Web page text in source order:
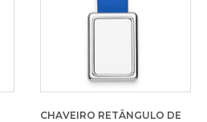
CHAVEIRO RETÂNGULO DE